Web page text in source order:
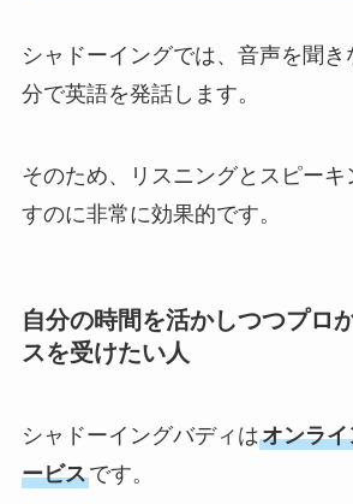
シャドーイングでは、音声を聞き
分で英語を発話します。
そのため、リスニングとスピー
すのに非常に効果的です。
自分の時間を活かしつつプロ
スを受けたい人
シャドーイングバディはオンラ
ービスです。